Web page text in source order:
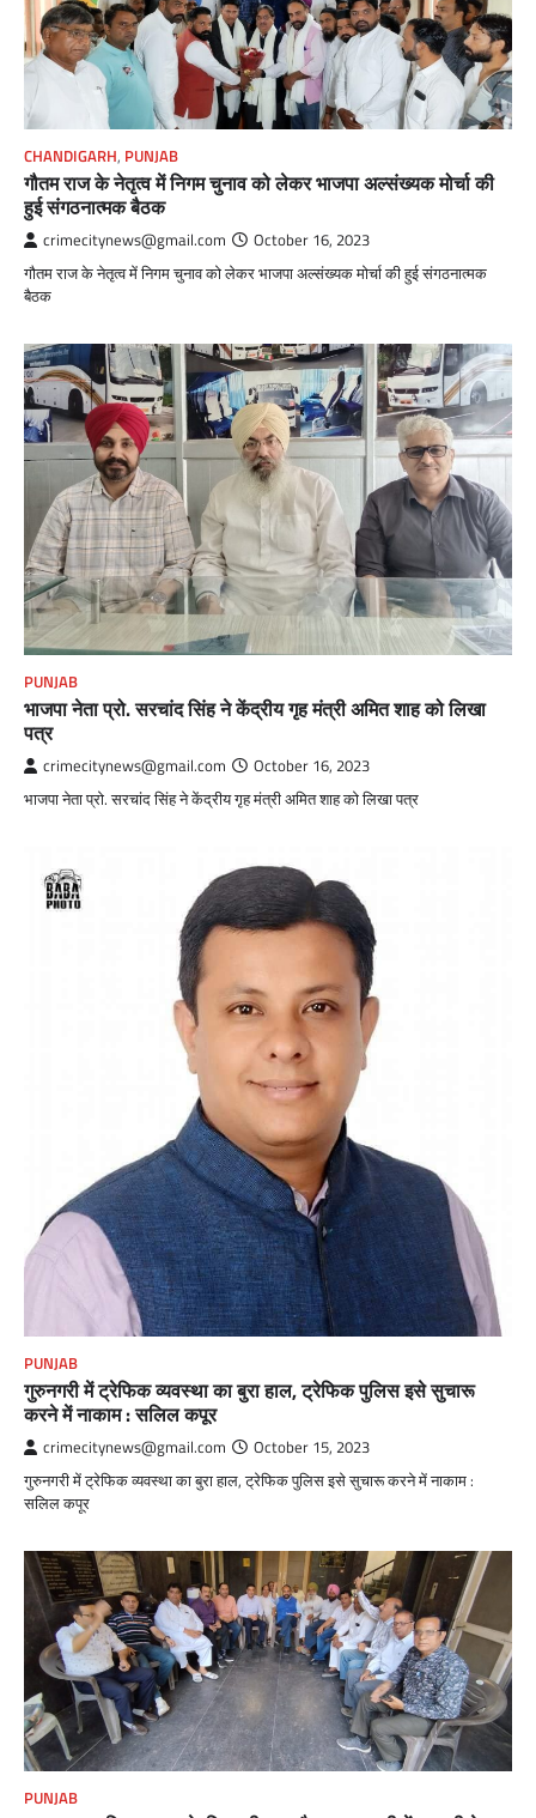
CHANDIGARH, PUNJAB
गौतम राज के नेतृत्व में निगम चुनाव को लेकर भाजपा अल्संख्यक मोर्चा की
हुई संगठनात्मक बैठक
crimecitynews@gmail.com October 16, 2023
गौतम राज के नेतृत्व में निगम चुनाव को लेकर भाजपा अल्संख्यक मोर्चा की हुई संगठनात्मक
बैठक
PUNJAB
भाजपा नेता प्रो. सरचांद सिंह ने केंद्रीय गृह मंत्री अमित शाह को लिखा
पत्र
crimecitynews@gmail.com October 16, 2023
भाजपा नेता प्रो. सरचांद सिंह ने केंद्रीय गृह मंत्री अमित शाह को लिखा पत्र
PUNJAB
गुरुनगरी में ट्रेफिक व्यवस्था का बुरा हाल, ट्रेफिक पुलिस इसे सुचारू
करने में नाकाम : सलिल कपूर
crimecitynews@gmail.com October 15, 2023
गुरुनगरी में ट्रेफिक व्यवस्था का बुरा हाल, ट्रेफिक पुलिस इसे सुचारू करने में नाकाम :
सलिल कपूर
PUNJAB